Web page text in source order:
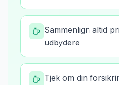
Sammenlign altid
udbydere
Tjek om din